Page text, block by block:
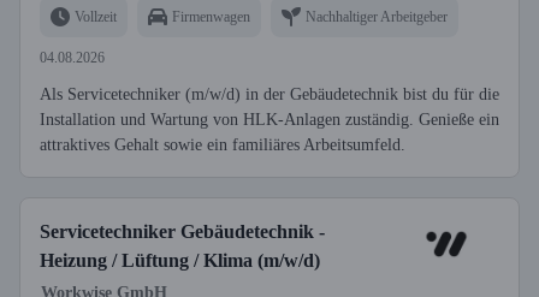
Vollzeit Firmenwagen Nachhaltiger Arbeitgeber
04.08.2026
Als Servicetechniker (m/w/d) in der Gebäudetechnik bist du für die
Installation und Wartung von HLK-Anlagen zuständig. Genieße ein
attraktives Gehalt sowie ein familiäres Arbeitsumfeld.
Servicetechniker Gebäudetechnik -
Heizung / Lüftung / Klima (m/w/d)
Workwise GmbH